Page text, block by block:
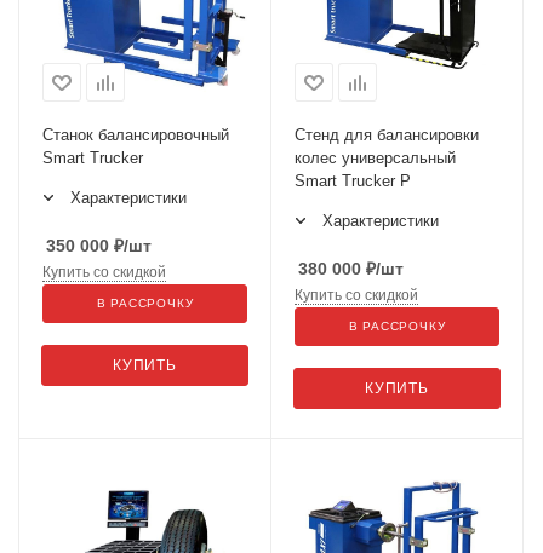
Станок балансировочный
Smart Trucker
Характеристики
350 000 ₽/шт
КУПИТЬ
Купить со скидкой
В РАССРОЧКУ
Стенд для балансировки
колес универсальный
Smart Trucker P
Характеристики
380 000 ₽/шт
КУПИТЬ
Купить со скидкой
В РАССРОЧКУ